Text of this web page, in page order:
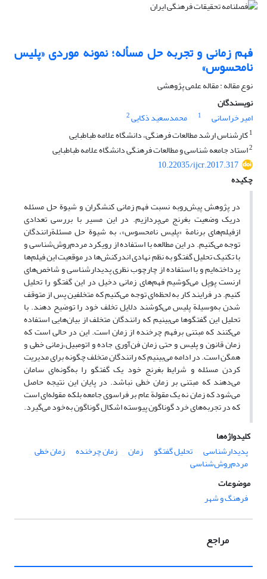
فهم زمانی و تجربه حل مسأله؛ نمونه موردی «پلیس
نامحسوس»
نوع مقاله : مقاله علمی پژوهشی
نویسندگان
امیر خراسانی
1 محمدسعید ذکایی2
1کارشناس ارشد مطالعات فرهنگی، دانشگاه علامه طباطبایی
2استاد جامعه شناسی و مطالعات فرهنگی دانشگاه علامه طباطبایی
10.22035/ijcr.2017.317
چکیده
در پژوهش پیش‌روبه نسبت فهم زمانی کنشگران و شیوة حل مسئله
دریک وضعیت بغرنج می‌پردازیم. در این مسیر با بررسی تعدادی
ازفیلم‌های برنامة «پلیس نامحسوس»، به شیوة حل مسئلةرانندگان
توجه می‌کنیم. در این مطالعه با استفاده از رویکرد مردم‌روش‌شناسی و
با تکنیک تحلیل گفتگو به نظم نهادی اندرکنش‌ها در موقعیت این فیلم‌ها
پرداخته‌ایم و با استفاده از چارچوب نظری پدیدارشناسی و شاخص‌های
ارنست پوپل می‌کوشیم فهم‌های زمانی دخیل در این گفتگو را تحلیل
کنیم. در فرایند کار به لحظه‌ای توجه می‌کنیم که متخلفین پس از متوقف
شدن به‌وسیلة پلیس می‌کوشند دلایل تخلف خود را توضیح دهند. با
تحلیل این گفتگوها می‌بینیم که رانندگان متخلف از بیان‌هایی استفاده
می‌کنند که مبتنی برفهم چرخنده از زمان است. این در حالی است که
زمان قانون و پلیس و حتی زمان فن‌آوری جاده و اتومبیل،زمانی خطی و
همگن است. در ادامه می‌بینیم که رانندگان متخلف چگونه برای مدیریت
کردن مسئله و شرایط بغرنج خود یک گفتگو را به‌گونه‌ای سامان
می‌دهند که مبتنی بر زمان خطی نباشد. در پایان این نتیجه حاصل
می‌شود که زمان نه یک مقولة عام بر فراسوی جامعه بلکه مقوله‌ای است
که در تجربه‌های خرد گوناگون پیوسته اشکال گوناگون به‌خود می‌گیرد.
کلیدواژه‌ها
پدیدارشناسی
تحلیل گفتگو زمان زمان چرخنده زمان خطی
مردم‌روش‌شناسی
موضوعات
فرهنگ و شهر
مراجع